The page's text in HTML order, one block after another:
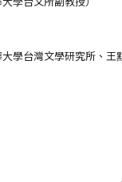
學台灣文學研究所、王